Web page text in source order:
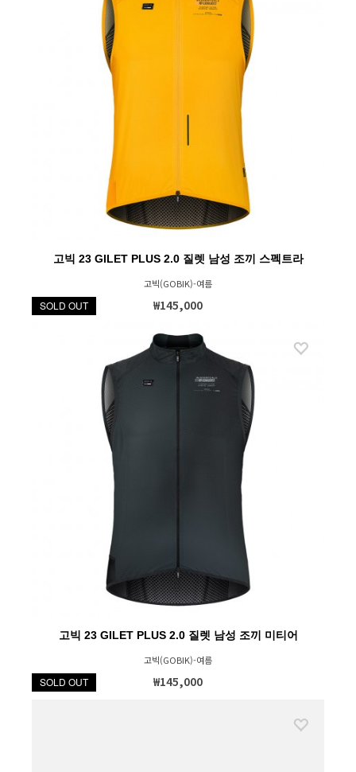
고빅 23 GILET PLUS 2.0 질렛 남성 조끼 스펙트라
고빅(GOBIK)-여름
₩145,000
SOLD OUT
고빅 23 GILET PLUS 2.0 질렛 남성 조끼 미티어
고빅(GOBIK)-여름
₩145,000
SOLD OUT